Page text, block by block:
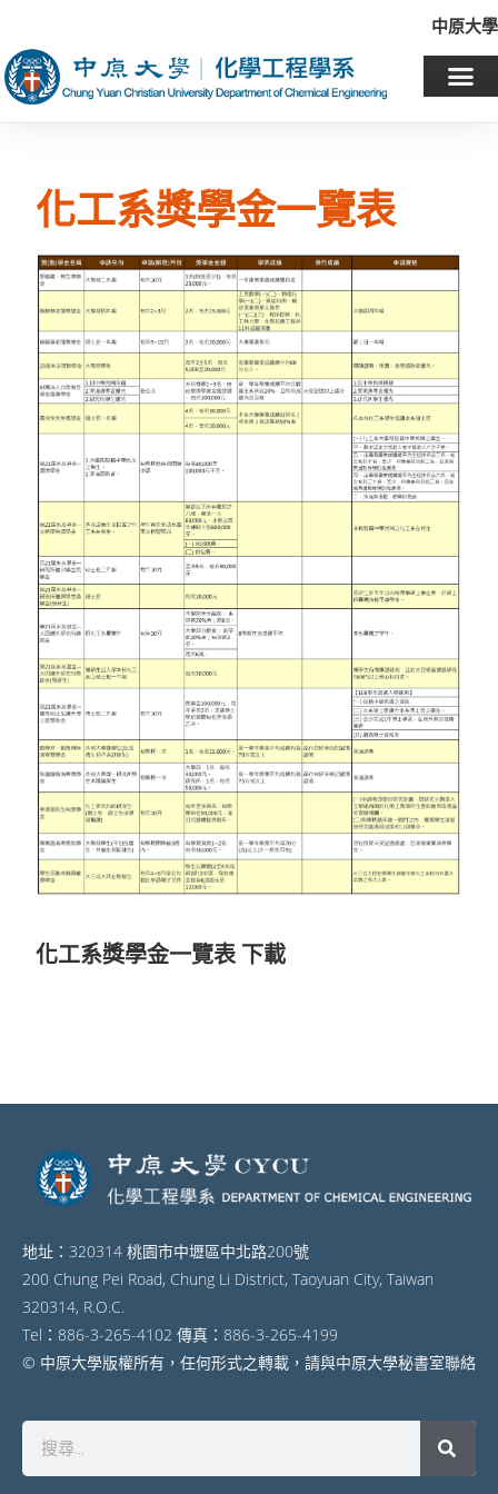
中原大學
化工系獎學金一覽表
化工系獎學金一覽表下載
地址：320314 桃園市中壢區中北路200號
200 Chung Pei Road, Chung Li District, Taoyuan City, Taiwan
320314, R.O.C.
Tel：886-3-265-4102 傳真：886-3-265-4199
© 中原大學版權所有，任何形式之轉載，請與中原大學秘書室聯絡